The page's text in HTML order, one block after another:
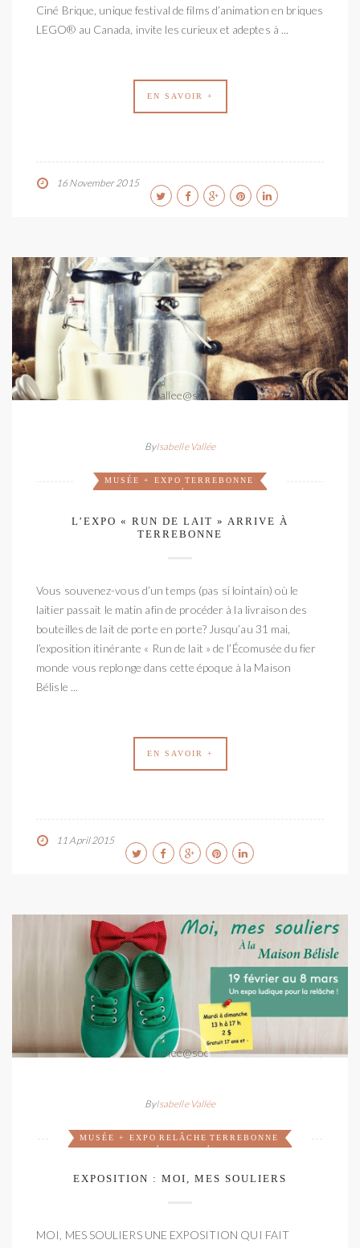
Ciné Brique, unique festival de films d’animation en briques
LEGO® au Canada, invite les curieux et adeptes à ...
EN SAVOIR +
16 November 2015
ByIsabelle Vallée
MUSÉE + EXPO TERREBONNE
L’EXPO « RUN DE LAIT » ARRIVE À
TERREBONNE
Vous souvenez-vous d’un temps (pas si lointain) où le
laitier passait le matin afin de procéder à la livraison des
bouteilles de lait de porte en porte? Jusqu’au 31 mai,
l’exposition itinérante « Run de lait » de l’Écomusée du fier
monde vous replonge dans cette époque à la Maison
Bélisle ...
EN SAVOIR +
11 April 2015
ByIsabelle Vallée
MUSÉE + EXPO RELÂCHE TERREBONNE
EXPOSITION : MOI, MES SOULIERS
MOI, MES SOULIERS UNE EXPOSITION QUI FAIT